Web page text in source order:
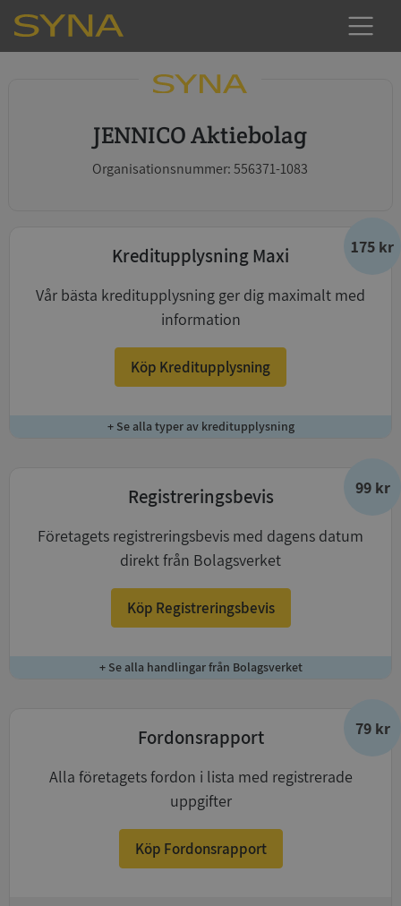
JENNICO Aktiebolag
Organisationsnummer: 556371-1083
175 kr
Kreditupplysning Maxi
Vår bästa kreditupplysning ger dig maximalt med
information
Köp Kreditupplysning
+ Se alla typer av kreditupplysning
99 kr
Registreringsbevis
Företagets registreringsbevis med dagens datum
direkt från Bolagsverket
Köp Registreringsbevis
+ Se alla handlingar från Bolagsverket
79 kr
Fordonsrapport
Alla företagets fordon i lista med registrerade
uppgifter
Köp Fordonsrapport